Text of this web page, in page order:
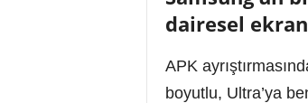
dairesel
APK
boyutlu, Ultra’ya